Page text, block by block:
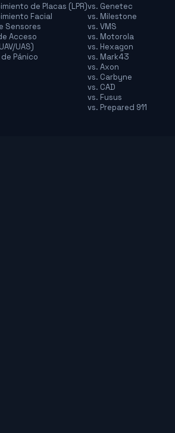
de Placas (LPR)
Facial
Sensores
Acceso
UAS)
Pánico
vs. Genetec
vs. Milestone
vs. VMS
vs. Motorola
vs. Hexagon
vs. Mark43
vs. Axon
vs. Carbyne
vs. CAD
vs. Fusus
vs. Prepared 911